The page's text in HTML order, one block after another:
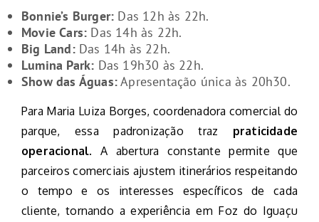
Bonnie’s Burger: Das 12h às 22h.
Movie Cars: Das 14h às 22h.
Big Land:Das 14h às 22h.
Lumina Park: Das 19h30 às 22h.
Show das Águas:Apresentação única às 20h30.
Para Maria Luiza Borges, coordenadora comercial do
parque, essa padronização traz praticidade
operacional. A abertura constante permite que
parceiros comerciais ajustem itinerários respeitando
o tempo e os interesses específicos de cada
cliente, tornando a experiência em Foz do Iguaçu